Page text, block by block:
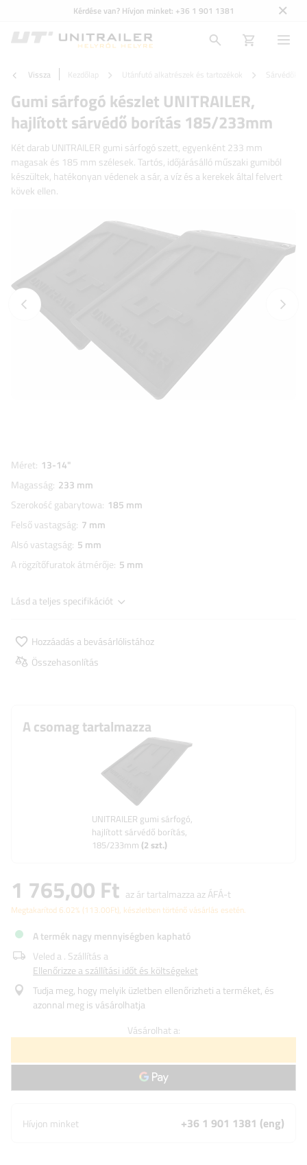
Kérdése van? Hívjon minket: +36 1 901 1381
Vissza Kezdőlap Utánfutó alkatrészek és tartozékok Sárvédők
Gumi sárfogó készlet UNITRAILER,
hajlított sárvédő borítás 185/233mm
Két darab UNITRAILER gumi sárfogó szett, egyenként 233 mm
magasak és 185 mm szélesek. Tartós, időjárásálló műszaki gumiból
készültek, hatékonyan védenek a sár, a víz és a kerekek által felvert
kövek ellen.
Előző fotó
Méret 13-14"
Magasság 233 mm
Szerokość gabarytowa 185 mm
Felső vastagság 7 mm
Alsó vastagság 5 mm
A rögzítőfuratok átmérője 5 mm
Lásd a teljes specifikációt
Hozzáadás a bevásárlólistához
Összehasonlítás
A csomag tartalmazza
UNITRAILER gumi sárfogó,
hajlított sárvédő borítás,
185/233mm (2 szt.)
1 765,00 Ft az ár tartalmazza az ÁFÁ-t
Megtakarítod 6.02% (113.00Ft), készletben történő vásárlás esetén.
A termék nagy mennyiségben kapható
Veled a. Szállítás a
Ellenőrizze a szállítási időt és költségeket
Tudja meg, hogy melyik üzletben ellenőrizheti a terméket, és
azonnal meg is vásárolhatja
Vásárolhat a:
Hívjon minket +36 1 901 1381 (eng)